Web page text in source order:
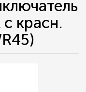
красн.